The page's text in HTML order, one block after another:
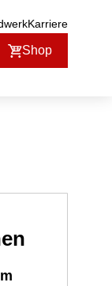
Karriere
Shop